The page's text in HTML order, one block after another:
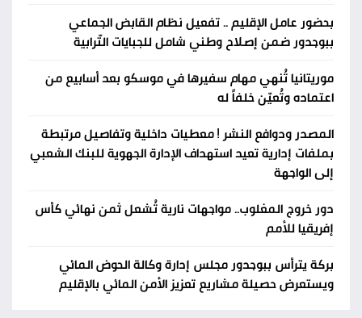
بحضور عامل الإقليم .. تفعيل نظام القابض الجماعي
ببوجدور ضمن إصلاح وطني شامل للجبايات التّرابية
موريتانيا تُنهي مهام سفيرها في موسكو بعد أسابيع من
اعتماده وتُعيّن خلفاً له
المصدر ودوافع النشر ! معطيات داخلية وتفاصيل مرتبطة
بملفات إدارية تعيد استهداف الإدارة الجهوية للبنك الشعبي
إلى الواجهة
دور خروج المغلوب.. مواجهات نارية تُشعل ثمن نهائي كأس
إفريقيا للأمم
بركة يترأس ببوجدور مجلس إدارة وكالة الحوض المائي
ويستعرض حصيلة مشاريع تعزيز الأمن المائي بالإقليم